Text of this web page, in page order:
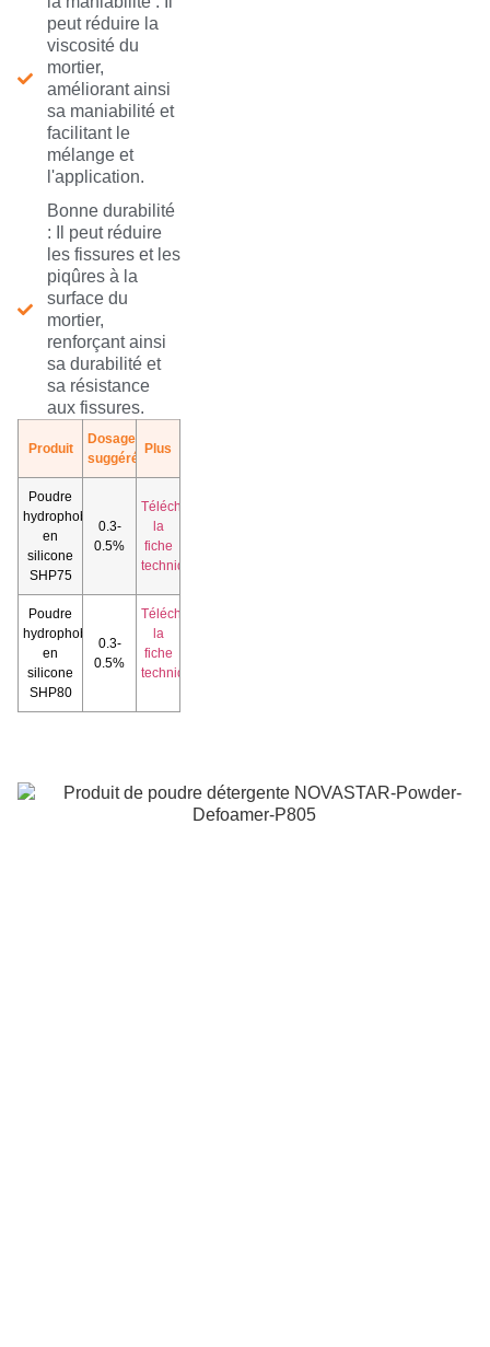
peut réduire la
viscosité du
mortier,
améliorant ainsi
sa maniabilité et
facilitant le
mélange et
l'application.
Bonne durabilité
: Il peut réduire
les fissures et les
piqûres à la
surface du
mortier,
renforçant ainsi
sa durabilité et
sa résistance
aux fissures.
Produit
Dosage
suggéré
Plus
Poudre
hydrophobe
en
silicone
SHP75
0.3-
0.5%
Télécharger
la
fiche
technique
Poudre
hydrophobe
en
silicone
SHP80
0.3-
0.5%
Télécharger
la
fiche
technique